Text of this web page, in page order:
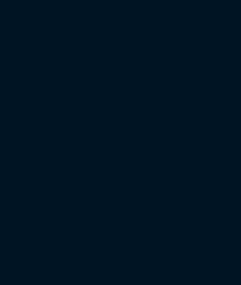
des cartes de rendement
Tout cela est possible
intégrées, YieldTrakk
bénéficiez d'une solution
Intégré au système
sont ensuite